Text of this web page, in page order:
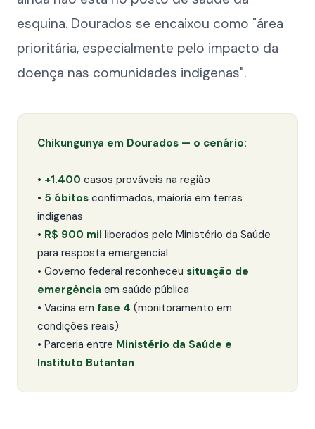
esquina. Dourados se encaixou como "área
prioritária, especialmente pelo impacto da
doença nas comunidades indígenas".
Chikungunya em Dourados — o cenário:
• +1.400 casos prováveis na região
• 5 óbitos confirmados, maioria em terras
indígenas
• R$ 900 mil liberados pelo Ministério da Saúde
para resposta emergencial
• Governo federal reconheceu situação de
emergência em saúde pública
• Vacina em fase 4 (monitoramento em
condições reais)
• Parceria entre Ministério da Saúde e
Instituto Butantan